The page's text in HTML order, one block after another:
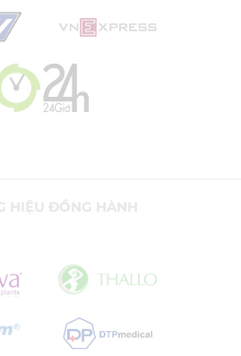
HIỆU ĐỒNG HÀNH